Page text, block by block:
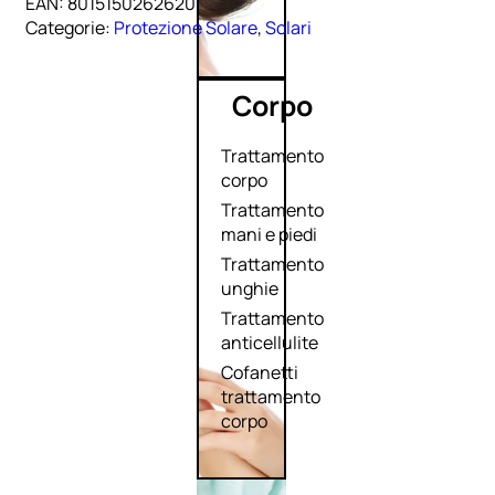
Corpo
Trattamento
corpo
Trattamento
mani e piedi
Trattamento
unghie
Trattamento
anticellulite
Cofanetti
trattamento
corpo
Categorie: Protezione Solare,Solari